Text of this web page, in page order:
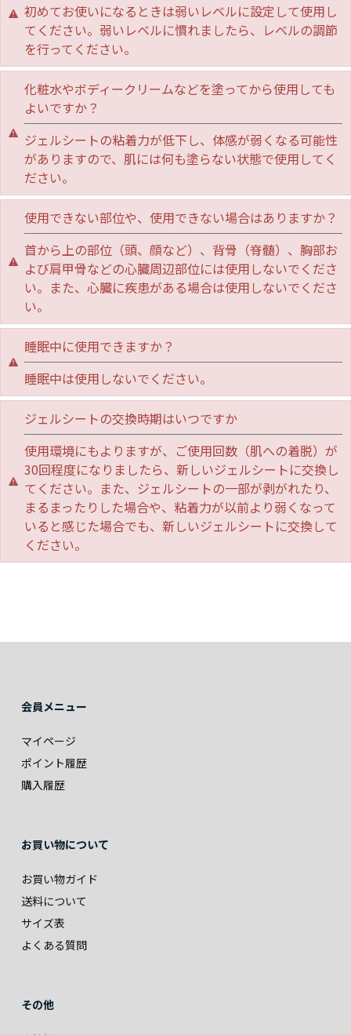
初めてお使いになるときは弱いレベルに設定して使用し
てください。弱いレベルに慣れましたら、レベルの調節
を行ってください。
化粧水やボディークリームなどを塗ってから使用しても
よいですか？
ジェルシートの粘着力が低下し、体感が弱くなる可能性
がありますので、肌には何も塗らない状態で使用してく
ださい。
使用できない部位や、使用できない場合はありますか？
首から上の部位（頭、顔など）、背骨（脊髄）、胸部お
よび肩甲骨などの心臓周辺部位には使用しないでくださ
い。また、心臓に疾患がある場合は使用しないでくださ
い。
睡眠中に使用できますか？
睡眠中は使用しないでください。
ジェルシートの交換時期はいつですか
使用環境にもよりますが、ご使用回数（肌への着脱）が
30回程度になりましたら、新しいジェルシートに交換し
てください。また、ジェルシートの一部が剥がれたり、
まるまったりした場合や、粘着力が以前より弱くなって
いると感じた場合でも、新しいジェルシートに交換して
ください。
会員メニュー
マイページ
ポイント履歴
購入履歴
お買い物について
お買い物ガイド
送料について
サイズ表
よくある質問
その他